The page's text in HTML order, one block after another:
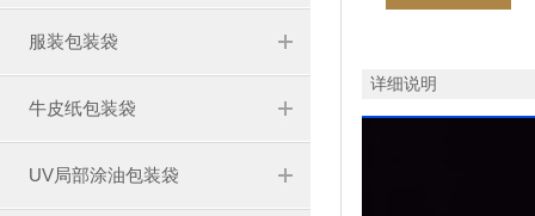
服装包装袋
牛皮纸包装袋
UV局部涂油包装袋
详细说明